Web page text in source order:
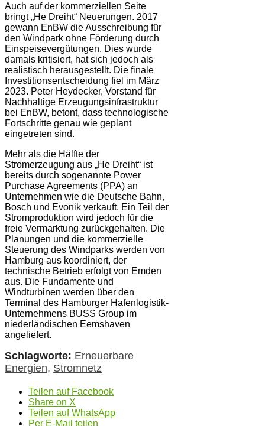
Auch auf der kommerziellen Seite
bringt „He Dreiht“ Neuerungen. 2017
gewann EnBW die Ausschreibung für
den Windpark ohne Förderung durch
Einspeisevergütungen. Dies wurde
damals kritisiert, hat sich jedoch als
realistisch herausgestellt. Die finale
Investitionsentscheidung fiel im März
2023. Peter Heydecker, Vorstand für
Nachhaltige Erzeugungsinfrastruktur
bei EnBW, betont, dass technologische
Fortschritte genau wie geplant
eingetreten sind.
Mehr als die Hälfte der
Stromerzeugung aus „He Dreiht“ ist
bereits durch sogenannte Power
Purchase Agreements (PPA) an
Unternehmen wie die Deutsche Bahn,
Bosch und Evonik verkauft. Ein Teil der
Stromproduktion wird jedoch für die
freie Vermarktung zurückgehalten. Die
Planungen und die kommerzielle
Steuerung des Windparks werden von
Hamburg aus koordiniert, der
technische Betrieb erfolgt von Emden
aus. Die Fundamente und
Windturbinen werden über den
Terminal des Hamburger Hafenlogistik-
Unternehmens BUSS Group im
niederländischen Eemshaven
angeliefert.
Schlagworte: Erneuerbare
Energien, Stromnetz
Teilen auf Facebook
Share on X
Teilen auf WhatsApp
Per E-Mail teilen